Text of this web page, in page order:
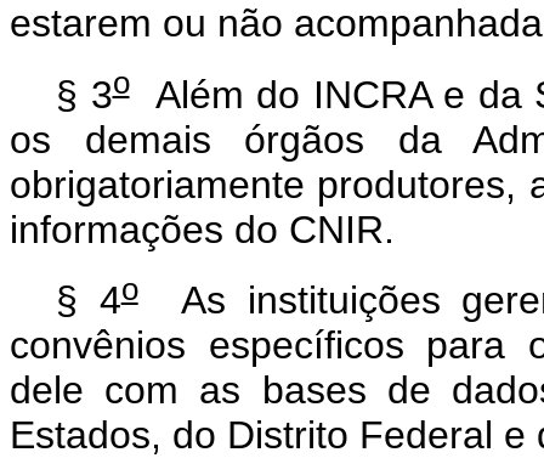
estarem ou não
§ 3oAlém do INCRA e da
os demais órgãos da
obrigatoriamente produtores,
informações do CNIR.
§ 4oAs instituições
convênios específicos para
dele com as bases de
Estados, do Distrito Federal e